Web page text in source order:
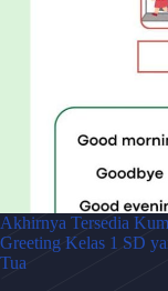
Akhirnya Tersedia
Greeting Kelas 1 SD
Tua